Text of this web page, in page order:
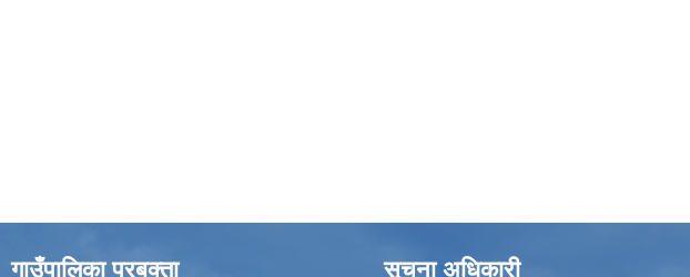
गाउँपालिका प्रबक्ता सूचना अधिकारी